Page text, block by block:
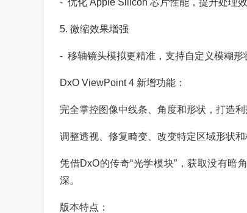
- 优化 Apple Silicon 芯片性能，提升处理效
5. 微缩效果增强
- 移轴镜头模拟更精准，支持自定义模糊形
DxO ViewPoint 4 新增功能：
完全掌控图像中线条、角度和形状，打造利
调整透视、修复畸变、改变特定区域形状和
凭借DxO的传奇“光学模块”，获取没有暗
深。
版本特点：